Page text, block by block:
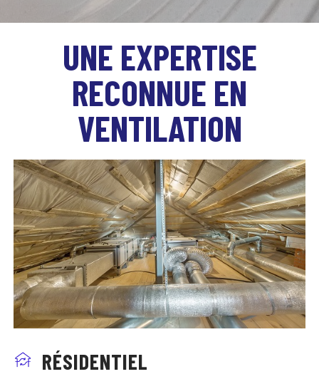
UNE EXPERTISE
RECONNUE EN
VENTILATION
RÉSIDENTIEL